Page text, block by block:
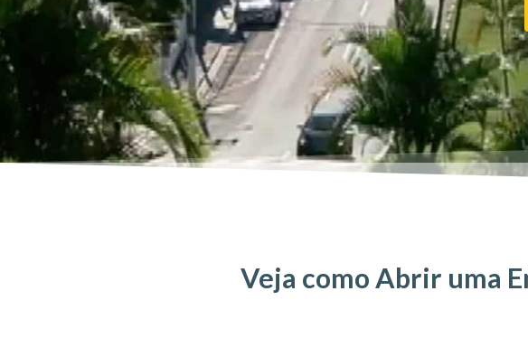
Veja como Abrir uma